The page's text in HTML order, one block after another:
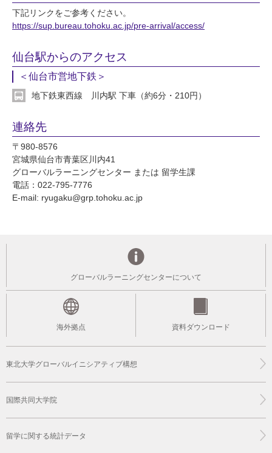
下記リンクをご参考ください。
https://sup.bureau.tohoku.ac.jp/pre-arrival/access/
仙台駅からのアクセス
＜仙台市営地下鉄＞
地下鉄東西線 川内駅 下車（約6分・210円）
連絡先
〒980-8576
宮城県仙台市青葉区川内41
グローバルラーニングセンター または 留学生課
電話：022-795-7776
E-mail: ryugaku@grp.tohoku.ac.jp
グローバルラーニングセンターについて
海外拠点 資料ダウンロード
東北大学グローバルイニシアティブ構想
国際共同大学院
留学に関する統計データ